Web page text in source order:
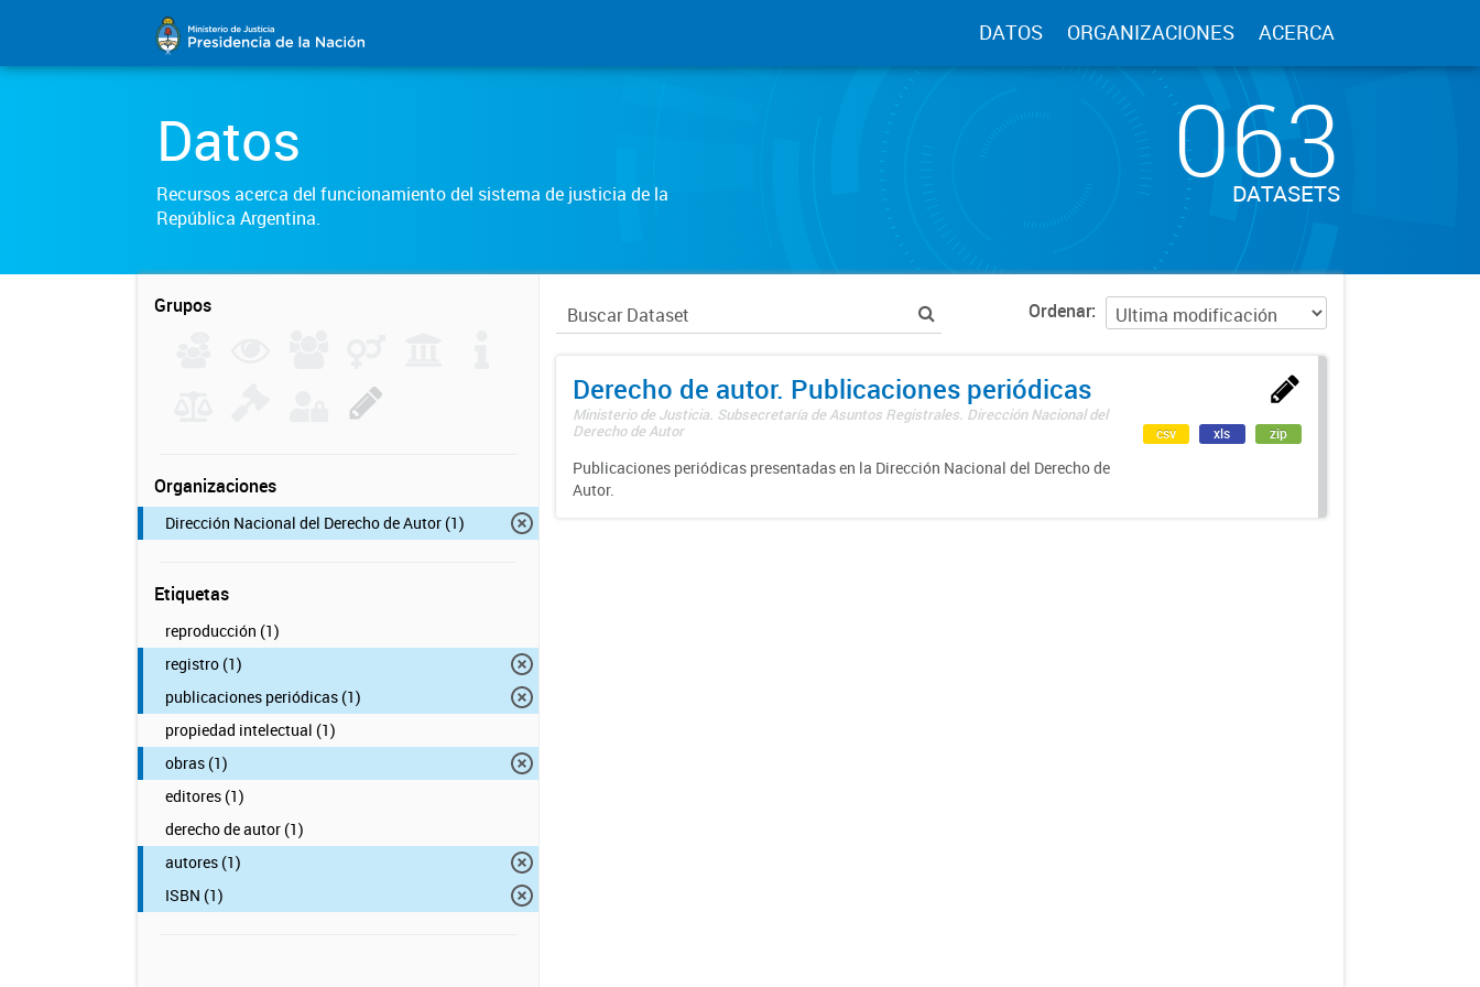
DATOS ORGANIZACIONES ACERCA
Datos
Recursos acerca del funcionamiento del sistema de justicia de la
República Argentina.
063
DATASETS
Grupos
Organizaciones
Dirección Nacional del Derecho de Autor (1)
Etiquetas
reproducción (1)
registro (1)
publicaciones periódicas (1)
propiedad intelectual (1)
obras (1)
editores (1)
derecho de autor (1)
autores (1)
ISBN (1)
Ordenar
Derecho de autor. Publicaciones periódicas
Ministerio de Justicia. Subsecretaría de Asuntos Registrales. Dirección Nacional del
Derecho de Autor
Publicaciones periódicas presentadas en la Dirección Nacional del Derecho de
Autor.
csv xls zip